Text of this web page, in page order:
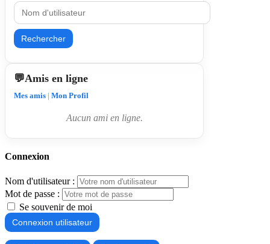
Rechercher
Amis en ligne
Mes amis | Mon Profil
Aucun ami en ligne.
Connexion
Nom d'utilisateur :
Mot de passe :
Se souvenir de moi